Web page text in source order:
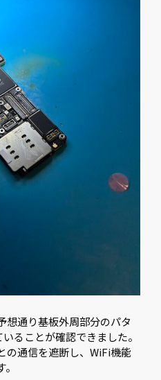
想通り基板外周部分のパタ
ることが確認できました。
の通信を遮断し、WiFi機能